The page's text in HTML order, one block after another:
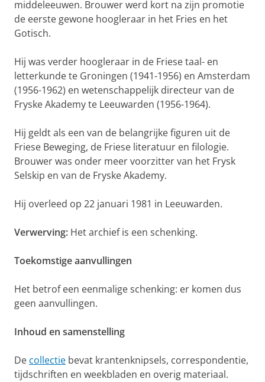
middeleeuwen. Brouwer werd kort na zijn promotie
de eerste gewone hoogleraar in het Fries en het
Gotisch.
Hij was verder hoogleraar in de Friese taal- en
letterkunde te Groningen (1941-1956) en Amsterdam
(1956-1962) en wetenschappelijk directeur van de
Fryske Akademy te Leeuwarden (1956-1964).
Hij geldt als een van de belangrijke figuren uit de
Friese Beweging, de Friese literatuur en filologie.
Brouwer was onder meer voorzitter van het Frysk
Selskip en van de Fryske Akademy.
Hij overleed op 22 januari 1981 in Leeuwarden.
Verwerving: Het archief is een schenking.
Toekomstige aanvullingen
Het betrof een eenmalige schenking: er komen dus
geen aanvullingen.
Inhoud en samenstelling
De collectie bevat krantenknipsels, correspondentie,
tijdschriften en weekbladen en overig materiaal.